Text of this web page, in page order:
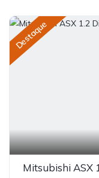
Destaque
Mitsubishi ASX